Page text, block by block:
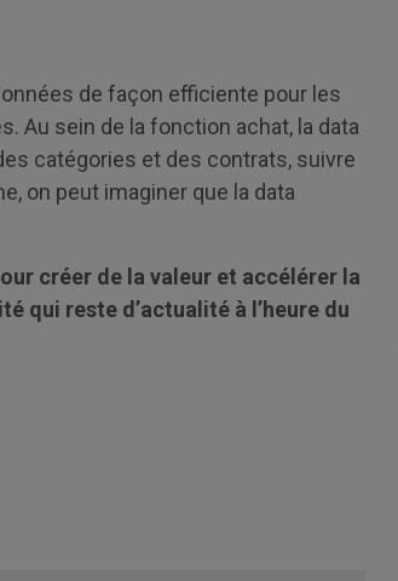
de façon efficiente pour les
Au sein de la fonction achat, la data
catégories et des contrats, suivre
on peut imaginer que la data
créer de la valeur et accélérer la
qui reste d’actualité à l’heure du